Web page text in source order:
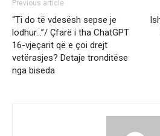
Previous article
“Ti do të vdesësh sepse je
lodhur…”/ Çfarë i tha ChatGPT
16-vjeçarit që e çoi drejt
vetërasjes? Detaje tronditëse
nga biseda